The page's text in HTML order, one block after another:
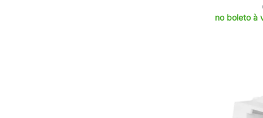
no boleto à